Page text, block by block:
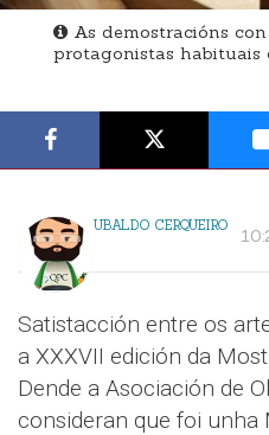
As demostracións
protagonistas habituais
UBALDO CERQUEIRO
Satistacción entre os
a XXXVII edición da
Dende a Asociación de
consideran que foi